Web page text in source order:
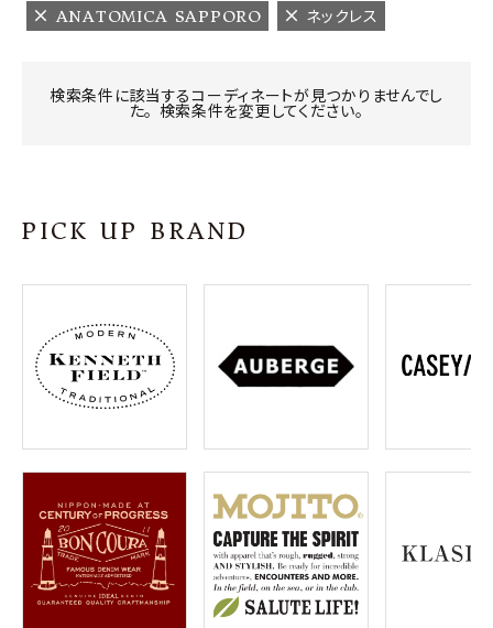
CATEGORY
プライバシーポリシー
特定商取引法について
お問い合わせ
OFFICIAL WEB SITE
meeting_room ログイン 会員登録
ANATOMICA SAPPORO
ネックレス
検索条件に該当するコーディネートが見つかりませんでし
た。 検索条件を変更してください。
PICK UP BRAND